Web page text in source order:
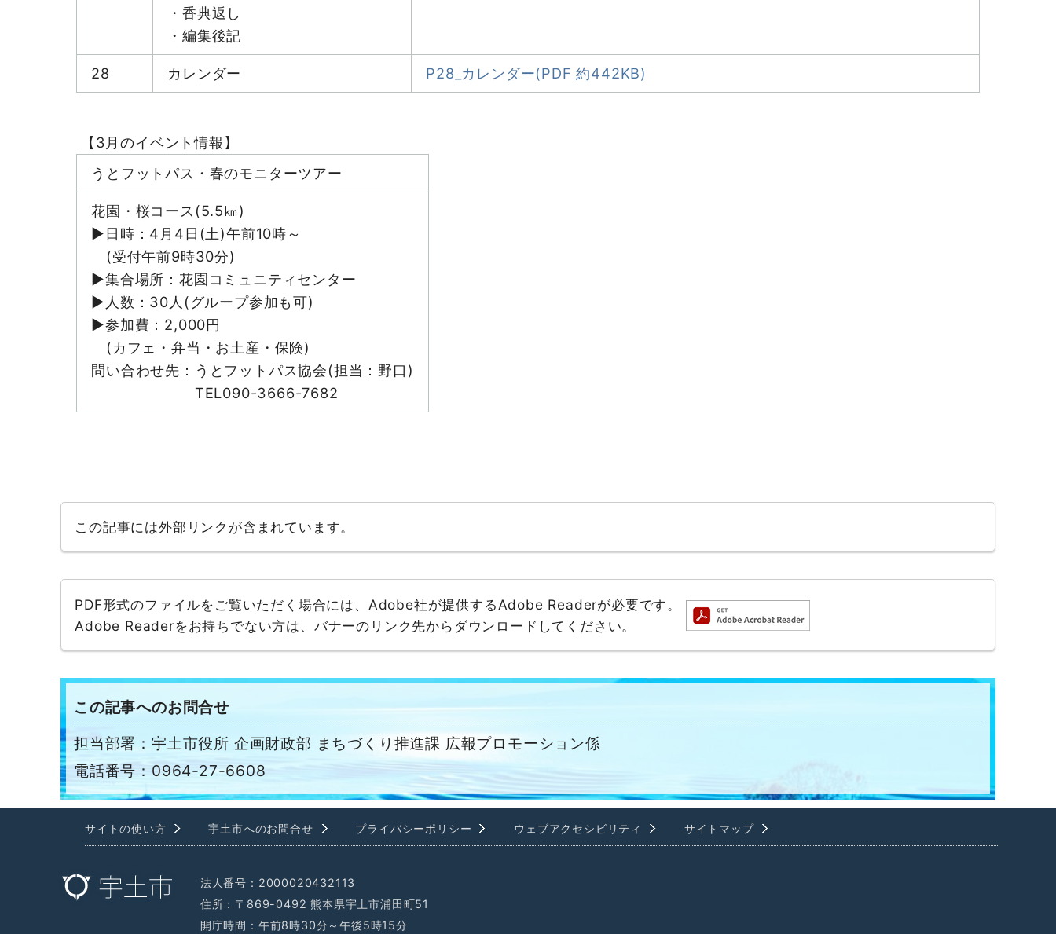
・香典返し
・編集後記
28 カレンダー P28_カレンダー(PDF 約442KB)
【3月のイベント情報】
うとフットパス・春のモニターツアー
花園・桜コース(5.5㎞)
▶日時：4月4日(土)午前10時～
(受付午前9時30分)
▶集合場所：花園コミュニティセンター
▶人数：30人(グループ参加も可)
▶参加費：2,000円
(カフェ・弁当・お土産・保険)
問い合わせ先：うとフットパス協会(担当：野口)
TEL090-3666-7682
この記事には外部リンクが含まれています。
PDF形式のファイルをご覧いただく場合には、Adobe社が提供するAdobe Readerが必要です。
Adobe Readerをお持ちでない方は、バナーのリンク先からダウンロードしてください。
この記事へのお問合せ
担当部署：宇土市役所 企画財政部 まちづくり推進課 広報プロモーション係
電話番号：0964-27-6608
サイトの使い方 宇土市へのお問合せ プライバシーポリシー ウェブアクセシビリティ サイトマップ
法人番号：2000020432113
住所：〒869-0492 熊本県宇土市浦田町51
開庁時間：午前8時30分～午後5時15分